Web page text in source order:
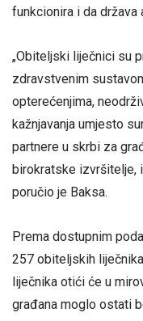
funkcionira i da
„Obiteljski liječnici su
zdravstvenim
opterećenjima,
kažnjavanja umjesto
partnere u skrbi za
birokratske izvršitelje,
poručio je Baksa.
Prema dostupnim
257 obiteljskih
liječnika otići će u
građana moglo ostati